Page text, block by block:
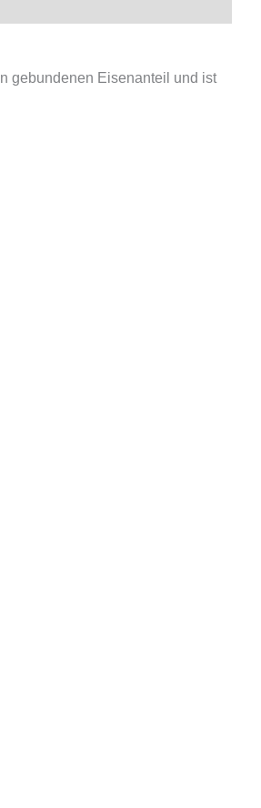
gebundenen Eisenanteil und ist